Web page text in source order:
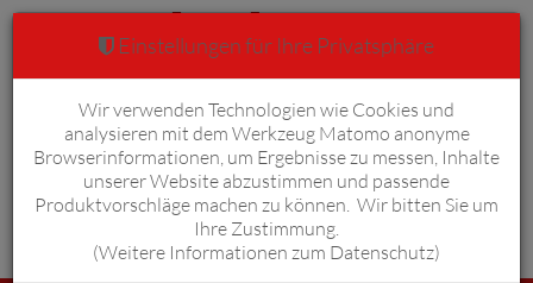
Anmelden Warenkorb 0
Einstellungen für Ihre Privatsphäre
Wir verwenden Technologien wie Cookies und
analysieren mit dem Werkzeug Matomo anonyme
Browserinformationen, um Ergebnisse zu messen, Inhalte
unserer Website abzustimmen und passende
Produktvorschläge machen zu können. Wir bitten Sie um
Ihre Zustimmung.
(Weitere Informationen zum Datenschutz)